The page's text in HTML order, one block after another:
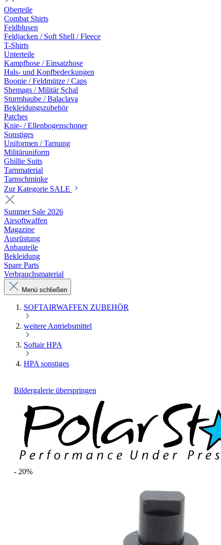
Oberteile
Combat Shirts
Feldblusen
Feldjacken / Soft Shell / Fleece
T-Shirts
Unterteile
Kampfhose / Einsatzhose
Hals- und Kopfbedeckungen
Boonie / Feldmütze / Caps
Shemags / Militär Schal
Sturmhaube / Balaclava
Bekleidungszubehör
Patches
Knie- / Ellenbogenschoner
Sonstiges
Uniformen / Tarnung
Militäruniform
Ghillie Suits
Tarnmaterial
Tarnschminke
Zur Kategorie SALE
Summer Sale 2026
Airsoftwaffen
Magazine
Ausrüstung
Anbauteile
Bekleidung
Spare Parts
Verbrauchsmaterial
Menü schließen
SOFTAIRWAFFEN ZUBEHÖR
weitere Antriebsmittel
Softair HPA
HPA sonstiges
Bildergalerie überspringen
- 20%